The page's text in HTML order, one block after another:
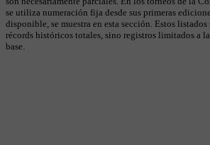
se utiliza numeración fija desde sus primeras
disponible, se muestra en esta sección. Estos listados
récords históricos totales, sino registros limitados a
base.